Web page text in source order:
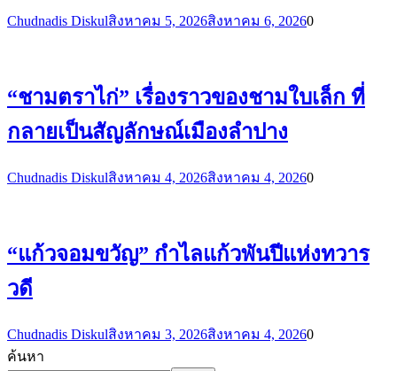
Chudnadis Diskulสิงหาคม 5, 2026สิงหาคม 6, 20260
“ชามตราไก่” เรื่องราวของชามใบเล็ก ที่
กลายเป็นสัญลักษณ์เมืองลำปาง
Chudnadis Diskulสิงหาคม 4, 2026สิงหาคม 4, 20260
“แก้วจอมขวัญ” กำไลแก้วพันปีแห่งทวาร
วดี
Chudnadis Diskulสิงหาคม 3, 2026สิงหาคม 4, 20260
ค้นหา